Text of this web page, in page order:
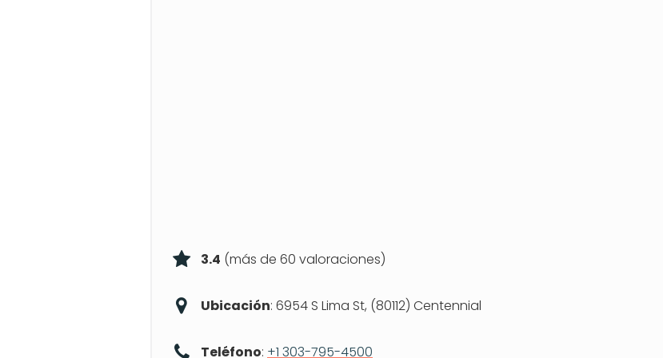
3.4 (más de 60 valoraciones)
Ubicación: 6954 S Lima St, (80112) Centennial
Teléfono: +1 303-795-4500